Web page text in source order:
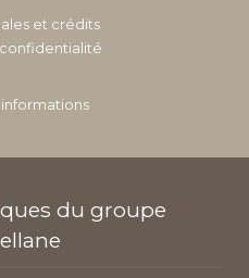
et crédits
du groupe